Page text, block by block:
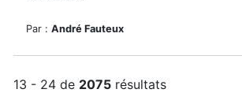
Par : André Fauteux
13 - 24 de 2075 résultats